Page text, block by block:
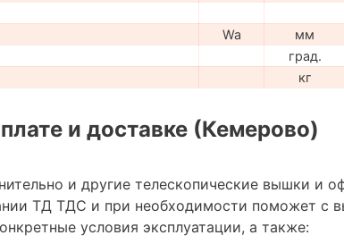
Wa мм
град.
кг
и доставке (Кемерово)
и другие телескопические вышки и
ТД ТДС и при необходимости поможет с
условия эксплуатации, а также: